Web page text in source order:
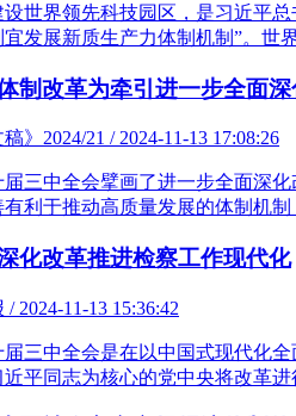
世界领先科技园区，是习近平
发展新质生产力体制机制”。世
制改革为牵引进一步全面
稿》2024/21 / 2024-11-13 17:08:26
届三中全会擘画了进一步全面深
利于推动高质量发展的体制机
化改革推进检察工作现代化
/ 2024-11-13 15:36:42
届三中全会是在以中国式现代化
近平同志为核心的党中央将改革